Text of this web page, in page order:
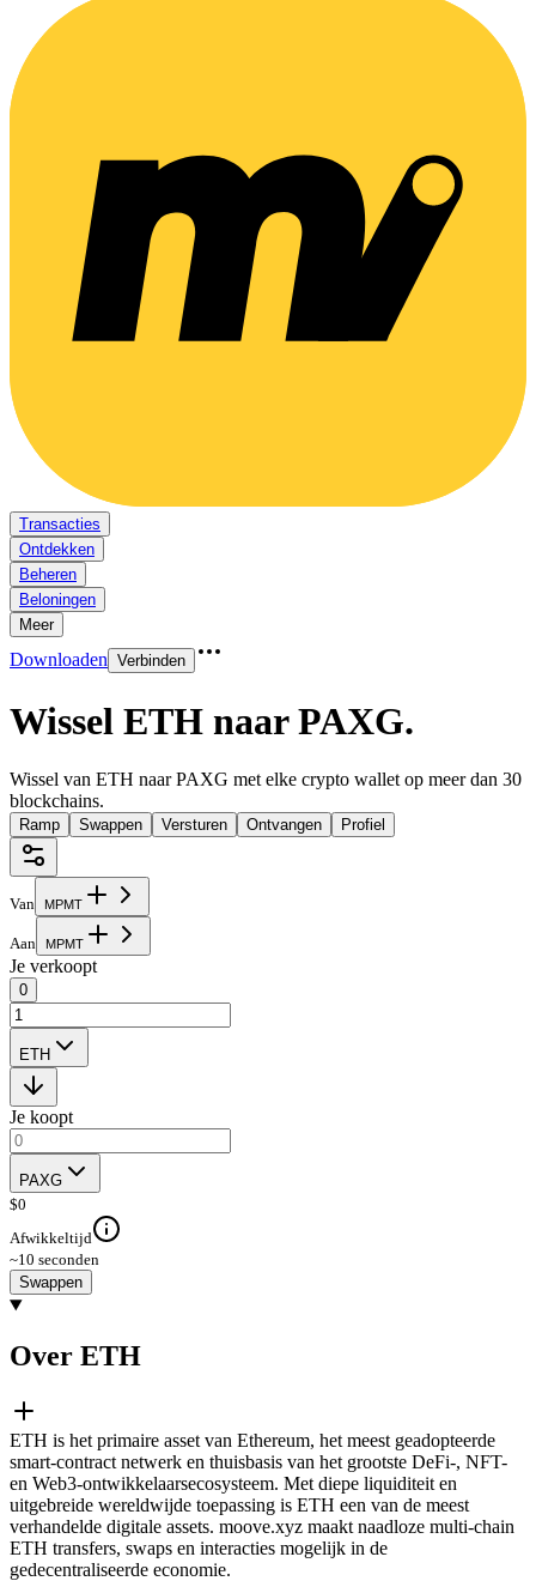
Transacties
Ontdekken
Beheren
Beloningen
Meer
Downloaden Verbinden
Wissel ETH naar PAXG.
Wissel van ETH naar PAXG met elke crypto wallet op meer dan 30
blockchains.
Ramp Swappen Versturen Ontvangen Profiel
Van MPMT
Aan MPMT
Je verkoopt
0
ETH
Je koopt
PAXG
$0
Afwikkeltijd
~10 seconden
Swappen
Over ETH
ETH is het primaire asset van Ethereum, het meest geadopteerde
smart-contract netwerk en thuisbasis van het grootste DeFi-, NFT-
en Web3-ontwikkelaarsecosysteem. Met diepe liquiditeit en
uitgebreide wereldwijde toepassing is ETH een van de meest
verhandelde digitale assets. moove.xyz maakt naadloze multi-chain
ETH transfers, swaps en interacties mogelijk in de
gedecentraliseerde economie.